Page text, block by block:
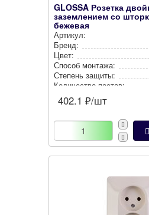
GLOSSA Розетка
заземлением со
бежевая
Артикул:
Бренд:
Цвет:
Способ монтажа:
Степень защиты:
Количество постов:
402.1 ₽/шт